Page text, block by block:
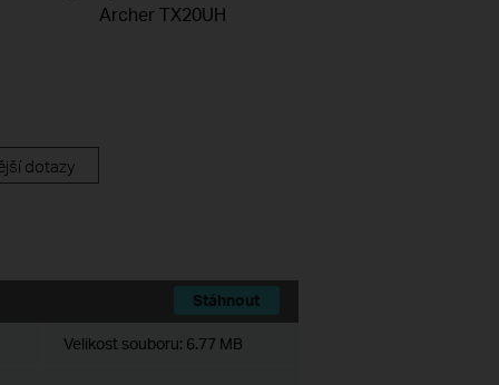
Archer TX20UH
dotazy
Stáhnout
Velikost souboru: 6.77 MB